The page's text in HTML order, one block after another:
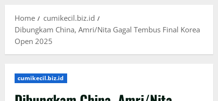
Home
cumikecil.biz.id
Dibungkam China, Amri/Nita Gagal Tembus Final Korea
Open 2025
cumikecil.biz.id